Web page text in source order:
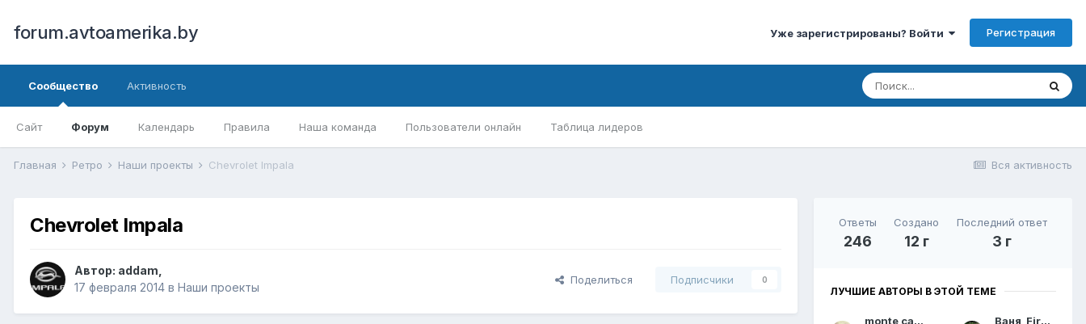
forum.avtoamerika.by Уже зарегистрированы? Войти Регистрация
Сообщество
Сайт Форум Календарь Правила Наша команда Пользователи онлайн Таблица лидеров
Активность
Вся активность
Главная Ретро Наши проекты Chevrolet Impala
Chevrolet Impala
Автор: addam
17 февраля 2014 в Наши проекты
Поделиться Подписчики 0
Ответы
246
Создано
12 г
Последний ответ
3 г
ЛУЧШИЕ АВТОРЫ В ЭТОЙ ТЕМЕ
monte carlo
Ваня_Firebird